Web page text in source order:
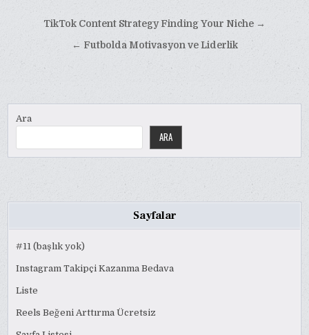
gezinmesi
TikTok Content Strategy Finding Your Niche →
← Futbolda Motivasyon ve Liderlik
Ara
ARA
Sayfalar
#11 (başlık yok)
Instagram Takipçi Kazanma Bedava
Liste
Reels Beğeni Arttırma Ücretsiz